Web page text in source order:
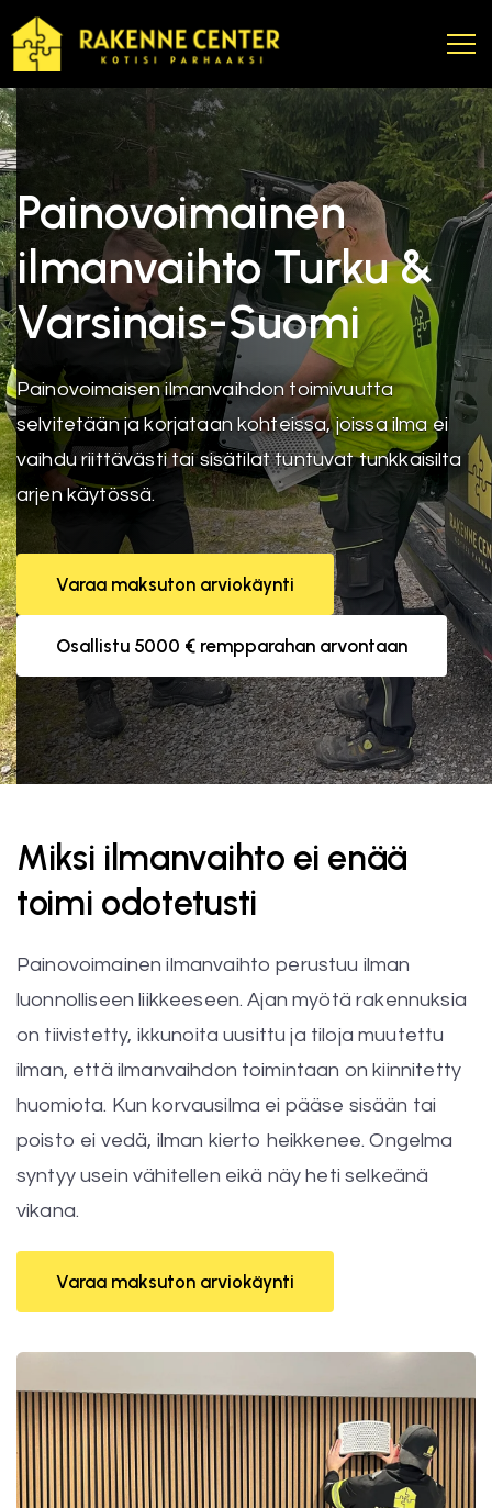
Painovoimainen
ilmanvaihto Turku &
Varsinais-Suomi
Painovoimaisen ilmanvaihdon toimivuutta
selvitetään ja korjataan kohteissa, joissa ilma ei
vaihdu riittävästi tai sisätilat tuntuvat tunkkaisilta
arjen käytössä.
Varaa maksuton arviokäynti
Osallistu 5000 € rempparahan arvontaan
Miksi ilmanvaihto ei enää
toimi odotetusti
Painovoimainen ilmanvaihto perustuu ilman
luonnolliseen liikkeeseen. Ajan myötä rakennuksia
on tiivistetty, ikkunoita uusittu ja tiloja muutettu
ilman, että ilmanvaihdon toimintaan on kiinnitetty
huomiota. Kun korvausilma ei pääse sisään tai
poisto ei vedä, ilman kierto heikkenee. Ongelma
syntyy usein vähitellen eikä näy heti selkeänä
vikana.
Varaa maksuton arviokäynti